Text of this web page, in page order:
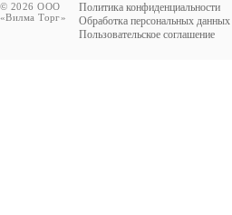
© 2026 ООО
«Вилма Торг»
Политика конфиденциальности
Обработка персональных данных
Пользовательское соглашение